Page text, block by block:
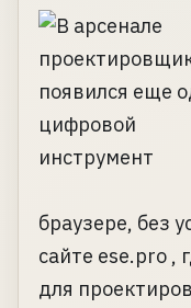
браузере, без
сайте ese.pro ,
для